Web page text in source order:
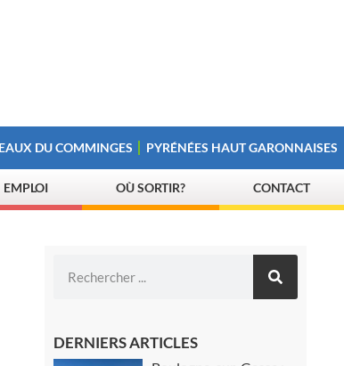
DU COMMINGES PYRÉNÉES HAUT GARONNAISES
EMPLOI OÙ SORTIR? CONTACT
DERNIERS ARTICLES